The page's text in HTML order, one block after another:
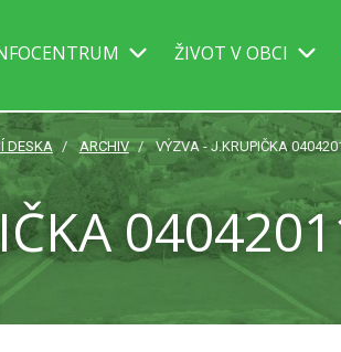
ŽIVOT V OBCI
DESKA ARCHIV VÝZVA - J.KRUPIČKA